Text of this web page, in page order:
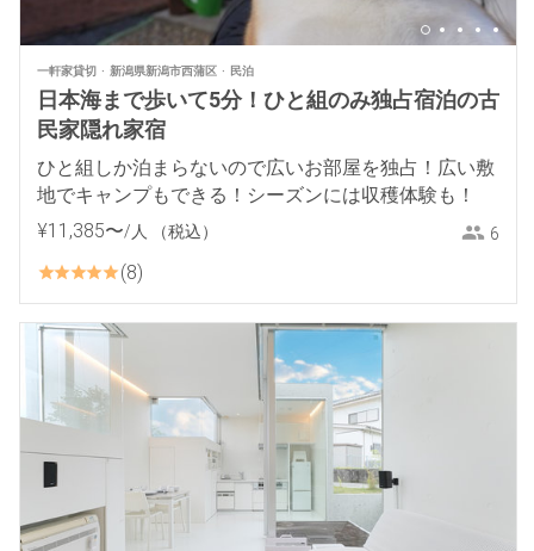
一軒家貸切 新潟県新潟市西蒲区 民泊
日本海まで歩いて5分！ひと組のみ独占宿泊の古
民家隠れ家宿
ひと組しか泊まらないので広いお部屋を独占！広い敷
地でキャンプもできる！シーズンには収穫体験も！
¥11 ,385〜/人 （税込） 6
8